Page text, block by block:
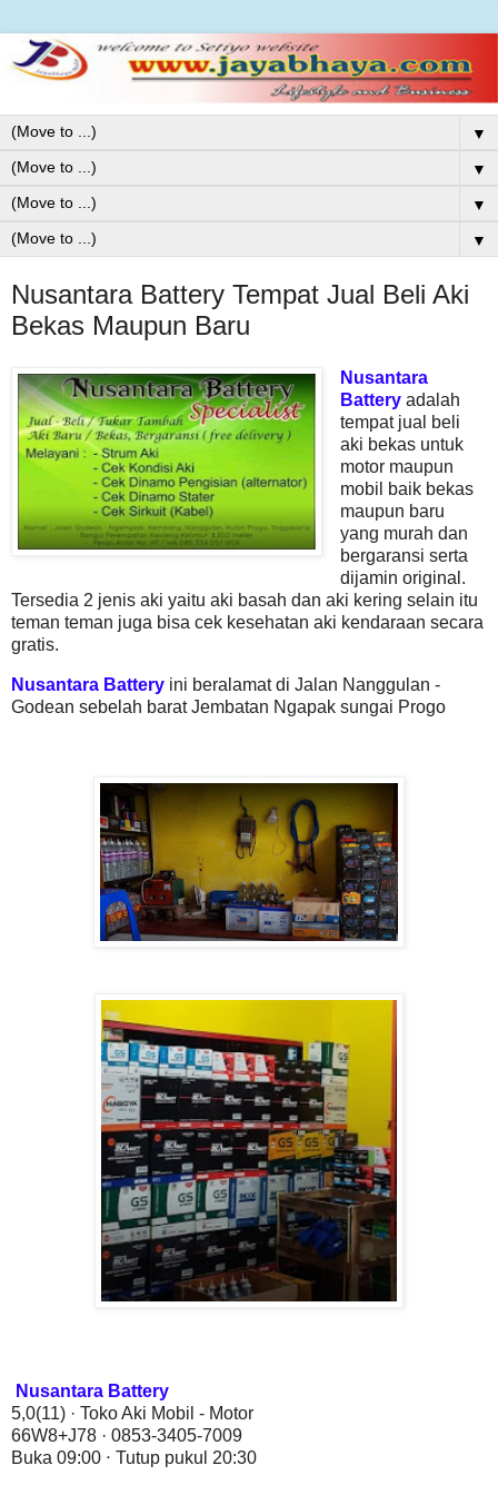
▼
▼
▼
▼
Nusantara Battery Tempat Jual Beli Aki
Bekas Maupun Baru
Nusantara
Batteryadalah
tempat jual beli
aki bekas untuk
motor maupun
mobil baik bekas
maupun baru
yang murah dan
bergaransi serta
dijamin original.
Tersedia 2 jenis aki yaitu aki basah dan aki kering selain itu
teman teman juga bisa cek kesehatan aki kendaraan secara
gratis.
Nusantara Battery ini beralamat di Jalan Nanggulan -
Godean sebelah barat Jembatan Ngapak sungai Progo
Nusantara Battery
5,0(11) · Toko Aki Mobil - Motor
66W8+J78 · 0853-3405-7009
Buka 09:00 ⋅ Tutup pukul 20:30